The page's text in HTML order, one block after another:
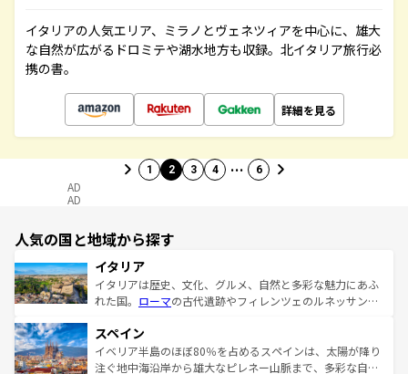
イタリアの人気エリア、ミラノとヴェネツィアを中心に、雄大
な自然が広がるドロミテや湖水地方も収録。北イタリア旅行必
携の書。
詳細を見る
1 2 3 4 … 6
AD
AD
人気の国と地域から探す
イタリア
イタリアは歴史、文化、グルメ、自然と多彩な魅力にあふ
れた国。 ローマの古代遺跡やフィレンツェのルネッサンス
ろん、トスカーナの美しい田園風景やアマルフィ海岸の絶
景など、自然景観も見逃せない。観光の合間には、本場の
ピザやパスタなど、絶品のイタリア料理を堪能することも
スペイン
イベリア半島のほぼ80％を占めるスペインは、太陽が降り
注ぐ地中海沿岸から雄大なピレネー山脈まで、多彩な自然